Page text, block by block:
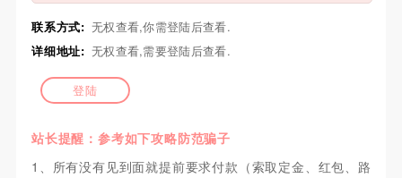
联系方式: 无权查看,你需登陆后查看.
详细地址: 无权查看,需要登陆后查看.
登陆
站长提醒：参考如下攻略防范骗子
1、所有没有见到面就提前要求付款（索取定金、红包、路